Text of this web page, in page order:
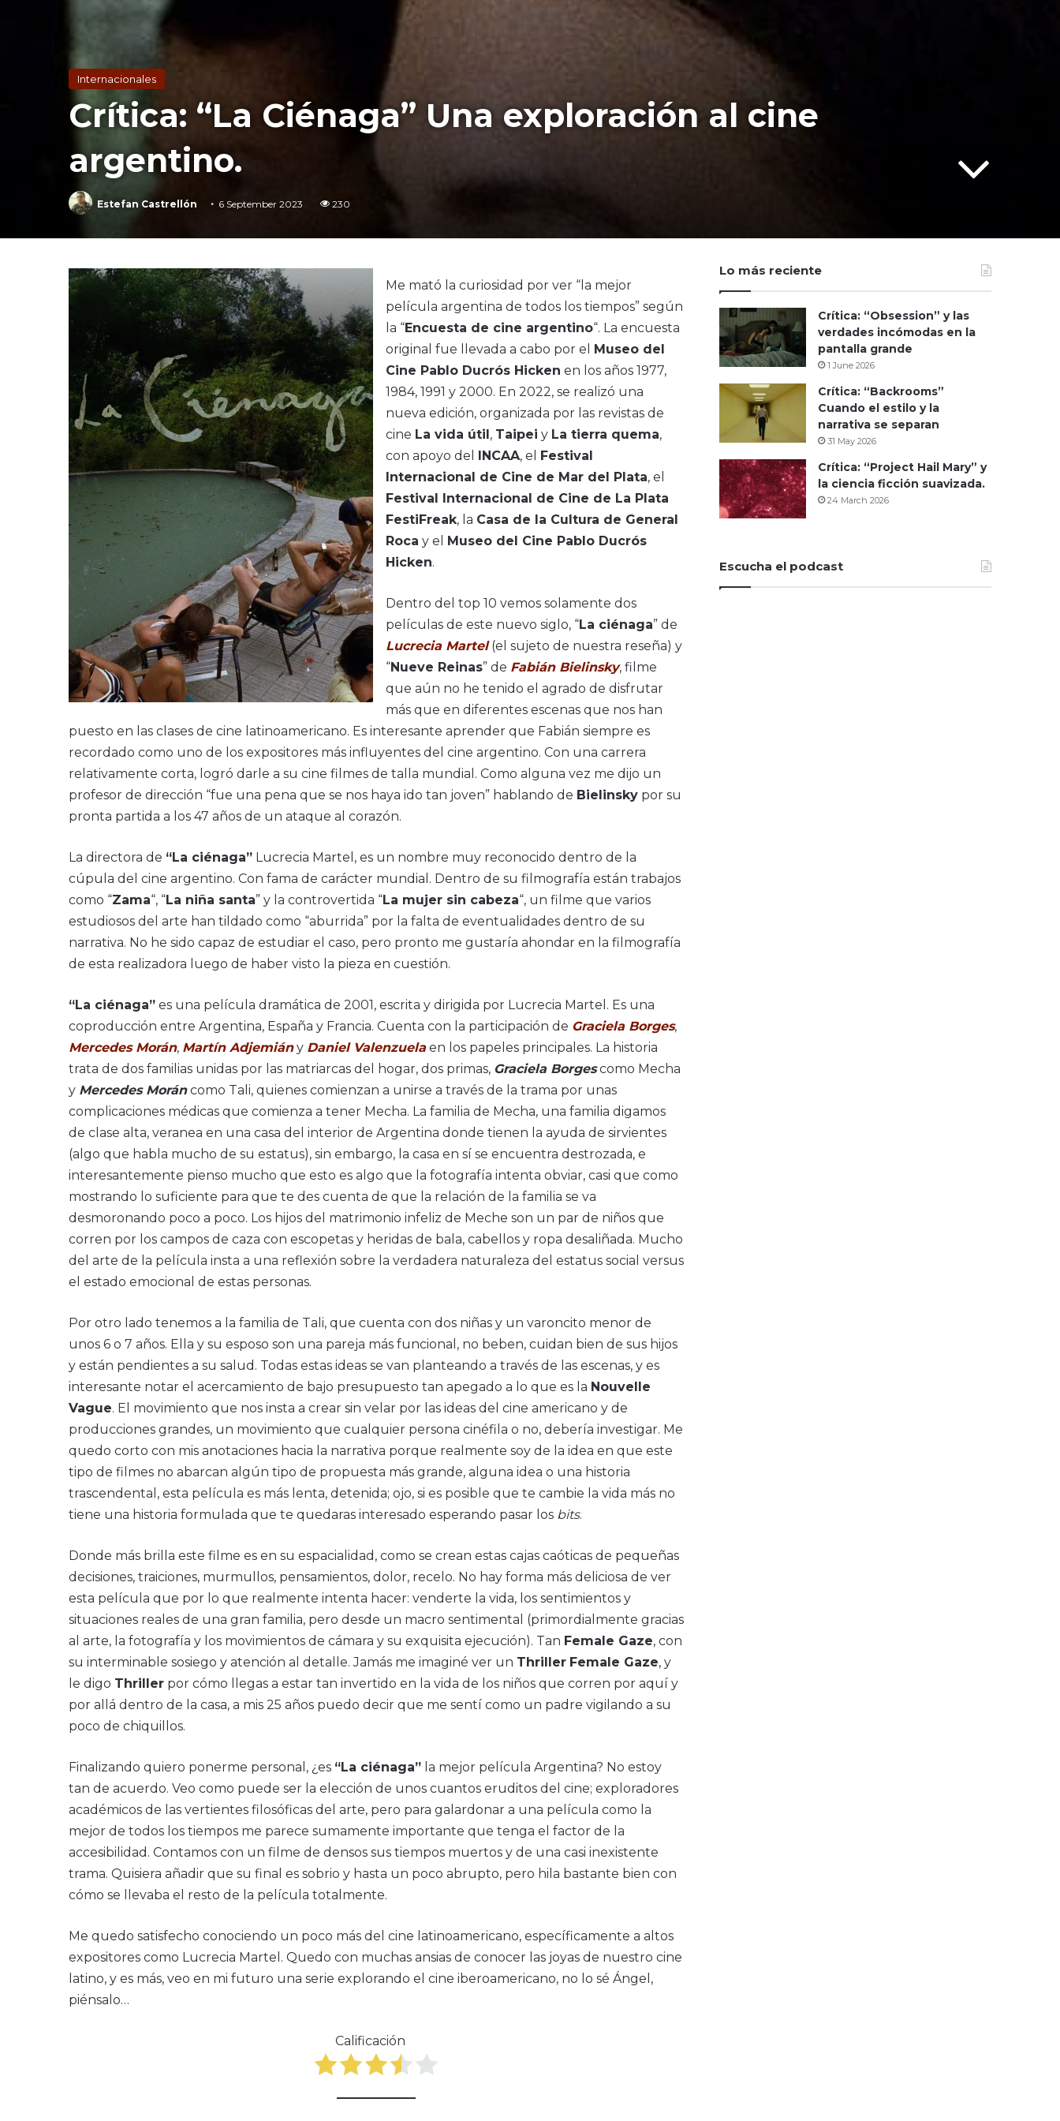
Internacionales
Crítica: “La Ciénaga” Una exploración al cine
argentino.
Estefan Castrellón 6 September 2023 230
Me mató la curiosidad por ver “la mejor
película argentina de todos los tiempos” según
la “Encuesta de cine argentino“. La encuesta
original fue llevada a cabo por el Museo del
Cine Pablo Ducrós Hicken en los años 1977,
1984, 1991 y 2000. En 2022, se realizó una
nueva edición, organizada por las revistas de
cine La vida útil, Taipei y La tierra quema,
con apoyo del INCAA, el Festival
Internacional de Cine de Mar del Plata, el
Festival Internacional de Cine de La Plata
FestiFreak, la Casa de la Cultura de General
Roca y el Museo del Cine Pablo Ducrós
Hicken.
Dentro del top 10 vemos solamente dos
películas de este nuevo siglo, “La ciénaga” de
Lucrecia Martel(el sujeto de nuestra reseña) y
“Nueve Reinas” de Fabián Bielinsky, filme
que aún no he tenido el agrado de disfrutar
más que en diferentes escenas que nos han
puesto en las clases de cine latinoamericano. Es interesante aprender que Fabián siempre es
recordado como uno de los expositores más influyentes del cine argentino. Con una carrera
relativamente corta, logró darle a su cine filmes de talla mundial. Como alguna vez me dijo un
profesor de dirección “fue una pena que se nos haya ido tan joven” hablando de Bielinsky por su
pronta partida a los 47 años de un ataque al corazón.
La directora de “La ciénaga” Lucrecia Martel, es un nombre muy reconocido dentro de la
cúpula del cine argentino. Con fama de carácter mundial. Dentro de su filmografía están trabajos
como “Zama“, “La niña santa” y la controvertida “La mujer sin cabeza“, un filme que varios
estudiosos del arte han tildado como “aburrida” por la falta de eventualidades dentro de su
narrativa. No he sido capaz de estudiar el caso, pero pronto me gustaría ahondar en la filmografía
de esta realizadora luego de haber visto la pieza en cuestión.
“La ciénaga” es una película dramática de 2001, escrita y dirigida por Lucrecia Martel. Es una
coproducción entre Argentina, España y Francia. Cuenta con la participación de Graciela Borges,
Mercedes Morán, Martín Adjemiány Daniel Valenzuelaen los papeles principales. La historia
trata de dos familias unidas por las matriarcas del hogar, dos primas, Graciela Borgescomo Mecha
y Mercedes Moráncomo Tali, quienes comienzan a unirse a través de la trama por unas
complicaciones médicas que comienza a tener Mecha. La familia de Mecha, una familia digamos
de clase alta, veranea en una casa del interior de Argentina donde tienen la ayuda de sirvientes
(algo que habla mucho de su estatus), sin embargo, la casa en sí se encuentra destrozada, e
interesantemente pienso mucho que esto es algo que la fotografía intenta obviar, casi que como
mostrando lo suficiente para que te des cuenta de que la relación de la familia se va
desmoronando poco a poco. Los hijos del matrimonio infeliz de Meche son un par de niños que
corren por los campos de caza con escopetas y heridas de bala, cabellos y ropa desaliñada. Mucho
del arte de la película insta a una reflexión sobre la verdadera naturaleza del estatus social versus
el estado emocional de estas personas.
Por otro lado tenemos a la familia de Tali, que cuenta con dos niñas y un varoncito menor de
unos 6 o 7 años. Ella y su esposo son una pareja más funcional, no beben, cuidan bien de sus hijos
y están pendientes a su salud. Todas estas ideas se van planteando a través de las escenas, y es
interesante notar el acercamiento de bajo presupuesto tan apegado a lo que es la Nouvelle
Vague. El movimiento que nos insta a crear sin velar por las ideas del cine americano y de
producciones grandes, un movimiento que cualquier persona cinéfila o no, debería investigar. Me
quedo corto con mis anotaciones hacia la narrativa porque realmente soy de la idea en que este
tipo de filmes no abarcan algún tipo de propuesta más grande, alguna idea o una historia
trascendental, esta película es más lenta, detenida; ojo, si es posible que te cambie la vida más no
tiene una historia formulada que te quedaras interesado esperando pasar los bits.
Donde más brilla este filme es en su espacialidad, como se crean estas cajas caóticas de pequeñas
decisiones, traiciones, murmullos, pensamientos, dolor, recelo. No hay forma más deliciosa de ver
esta película que por lo que realmente intenta hacer: venderte la vida, los sentimientos y
situaciones reales de una gran familia, pero desde un macro sentimental (primordialmente gracias
al arte, la fotografía y los movimientos de cámara y su exquisita ejecución). Tan Female Gaze, con
su interminable sosiego y atención al detalle. Jamás me imaginé ver un Thriller Female Gaze, y
le digo Thriller por cómo llegas a estar tan invertido en la vida de los niños que corren por aquí y
por allá dentro de la casa, a mis 25 años puedo decir que me sentí como un padre vigilando a su
poco de chiquillos.
Finalizando quiero ponerme personal, ¿es “La ciénaga” la mejor película Argentina? No estoy
tan de acuerdo. Veo como puede ser la elección de unos cuantos eruditos del cine; exploradores
académicos de las vertientes filosóficas del arte, pero para galardonar a una película como la
mejor de todos los tiempos me parece sumamente importante que tenga el factor de la
accesibilidad. Contamos con un filme de densos sus tiempos muertos y de una casi inexistente
trama. Quisiera añadir que su final es sobrio y hasta un poco abrupto, pero hila bastante bien con
cómo se llevaba el resto de la película totalmente.
Me quedo satisfecho conociendo un poco más del cine latinoamericano, específicamente a altos
expositores como Lucrecia Martel. Quedo con muchas ansias de conocer las joyas de nuestro cine
latino, y es más, veo en mi futuro una serie explorando el cine iberoamericano, no lo sé Ángel,
piénsalo…
Calificación
Lo más reciente
Crítica: “Obsession” y las
verdades incómodas en la
pantalla grande
1 June 2026
Crítica: “Backrooms”
Cuando el estilo y la
narrativa se separan
31 May 2026
Crítica: “Project Hail Mary” y
la ciencia ficción suavizada.
24 March 2026
Escucha el podcast